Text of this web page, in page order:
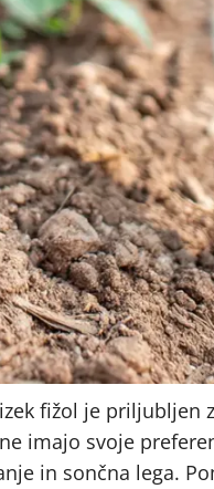
fižol je priljubljen
imajo svoje
in sončna lega.